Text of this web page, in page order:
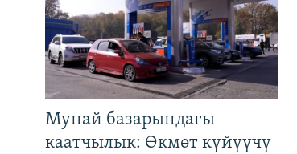
Мунай базарындагы
каатчылык: Өкмөт күйүүчү